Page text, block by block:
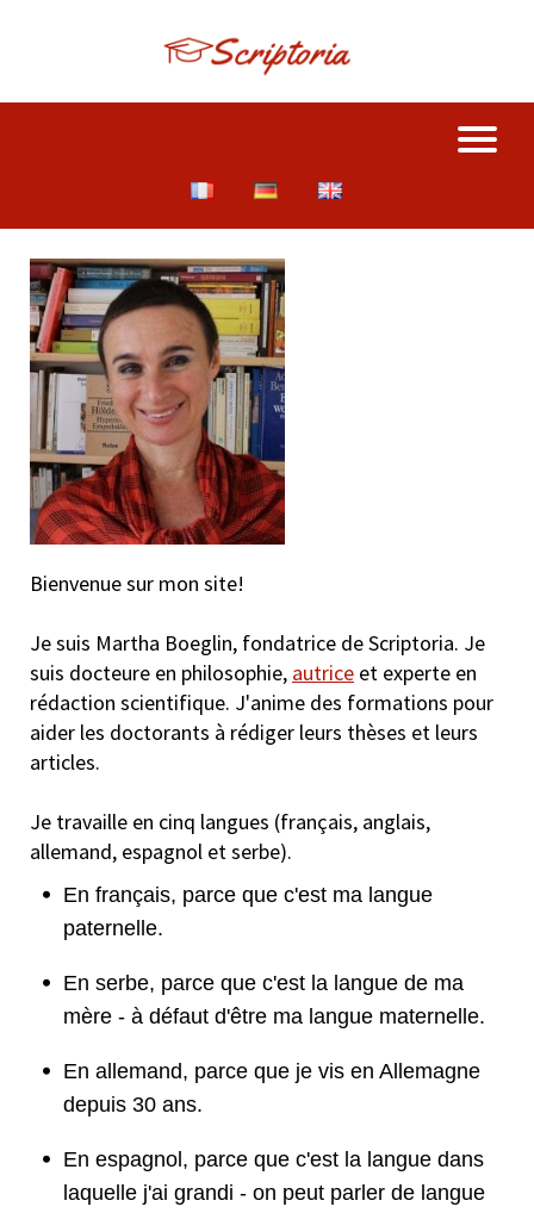
Bienvenue sur mon site!
Je suis Martha Boeglin, fondatrice de Scriptoria. Je
suis docteure en philosophie, autrice et experte en
rédaction scientifique. J'anime des formations pour
aider les doctorants à rédiger leurs thèses et leurs
articles.
Je travaille en cinq langues (français, anglais,
allemand, espagnol et serbe).
En français, parce que c'est ma langue
paternelle.
En serbe, parce que c'est la langue de ma
mère - à défaut d'être ma langue maternelle.
En allemand, parce que je vis en Allemagne
depuis 30 ans.
En espagnol, parce que c'est la langue dans
laquelle j'ai grandi - on peut parler de langue